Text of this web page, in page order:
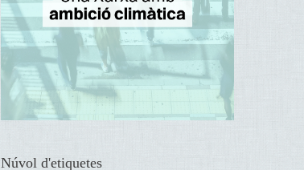
Núvol d'etiquetes